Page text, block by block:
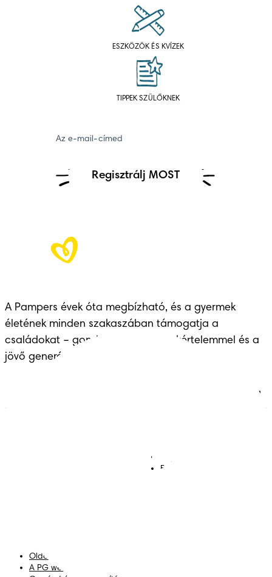
ESZKÖZÖK ÉS KVÍZEK
TIPPEK SZÜLŐKNEK
Az e-mail-címed
Regisztrálj MOST
A Pampers évek óta megbízható, és a gyermek
életének minden szakaszában támogatja a
családokat – gondoskodással, szakértelemmel és a
jövő generációinak átadott örökséggel.
Felhasználási feltételek
Oldaltérkép
A PG weboldala